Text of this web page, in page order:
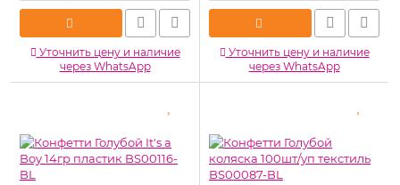
Уточнить цену и наличие
через WhatsApp
Уточнить цену и наличие
через WhatsApp